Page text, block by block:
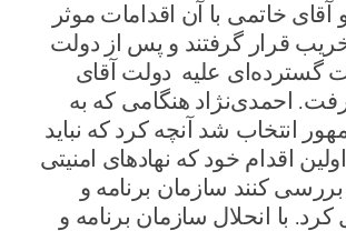
خاتمی با آن اقدامات موثر
قرار گرفتند و پس از دولت
گسترده‌ای علیه دولت آقای
احمدی‌نژاد هنگامی که به
انتخاب شد آنچه کرد که نباید
اقدام خود که نهادهای امنیتی
بررسی کنند سازمان برنامه و
با انحلال سازمان برنامه و